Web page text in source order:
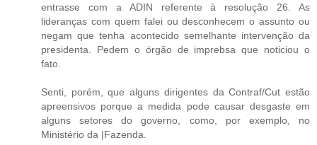
entrasse com a ADIN referente à resolução 26. As
lideranças com quem falei ou desconhecem o assunto ou
negam que tenha acontecido semelhante intervenção da
presidenta. Pedem o órgão de imprebsa que noticiou o
fato.
Senti, porém, que alguns dirigentes da Contraf/Cut estão
apreensivos porque a medida pode causar desgaste em
alguns setores do governo, como, por exemplo, no
Ministério da |Fazenda.